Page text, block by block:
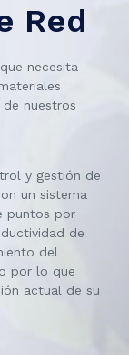
Red
necesita
nuestros
y gestión de
un sistema
puntos por
de
del
por lo que
actual de su